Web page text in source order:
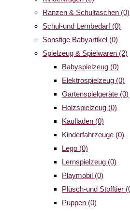
Ranzen & Schultaschen (0)
Schul-und Lernbedarf (0)
Sonstige Babyartikel (0)
Spielzeug & Spielwaren (2)
Babyspielzeug (0)
Elektrospielzeug (0)
Gartenspielgeräte (0)
Holzspielzeug (0)
Kaufladen (0)
Kinderfahrzeuge (0)
Lego (0)
Lernspielzeug (0)
Playmobil (0)
Plüsch-und Stofftier
Puppen (0)